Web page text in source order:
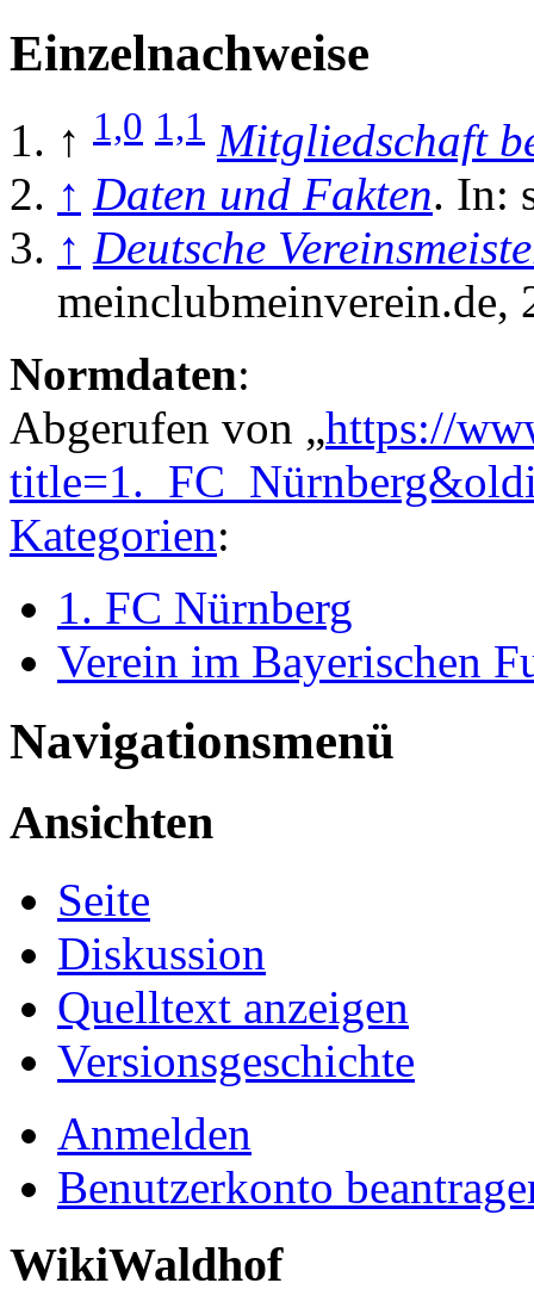
Einzelnachweise
↑ 1,0 1,1 Mitgliedschaft
↑ Daten und Fakten. In:
↑ Deutsche
meinclubmeinverein.de,
Normdaten:
Abgerufen von „https://
Kategorien:
1. FC Nürnberg
Verein im Bayerischen
Navigationsmenü
Ansichten
Seite
Diskussion
Quelltext anzeigen
Versionsgeschichte
Anmelden
Benutzerkonto
WikiWaldhof